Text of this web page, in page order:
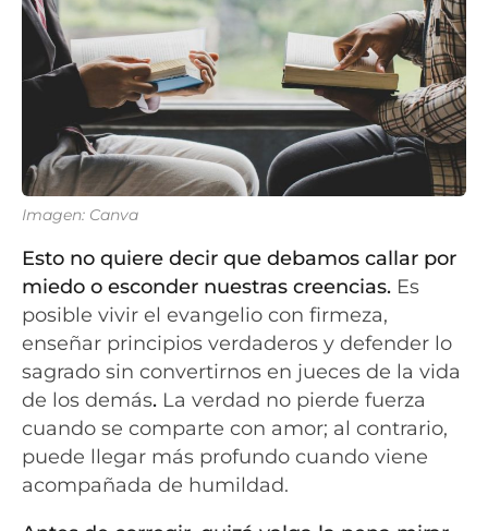
Imagen: Canva
Esto no quiere decir que debamos callar por
miedo o esconder nuestras creencias. Es
posible vivir el evangelio con firmeza,
enseñar principios verdaderos y defender lo
sagrado sin convertirnos en jueces de la vida
de los demás. La verdad no pierde fuerza
cuando se comparte con amor; al contrario,
puede llegar más profundo cuando viene
acompañada de humildad.